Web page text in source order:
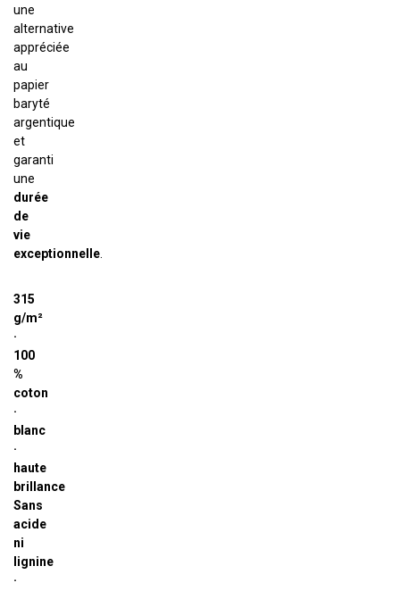
une
alternative
appréciée
au
papier
baryté
argentique
et
garanti
une
durée
de
vie
exceptionnelle
315
g/m²
·
100
%
coton
·
blanc
·
haute
brillance
Sans
acide
ni
lignine
·